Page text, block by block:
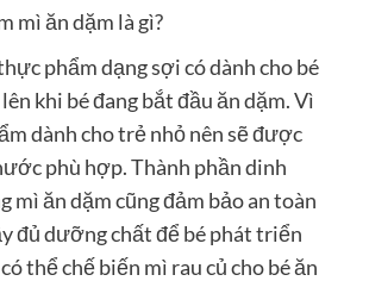
mì ăn dặm là gì?
phẩm dạng sợi có dành cho bé
khi bé đang bắt đầu ăn dặm. Vì
dành cho trẻ nhỏ nên sẽ được
phù hợp. Thành phần dinh
mì ăn dặm cũng đảm bảo an toàn
đủ dưỡng chất để bé phát triển
thể chế biến mì rau củ cho bé ăn